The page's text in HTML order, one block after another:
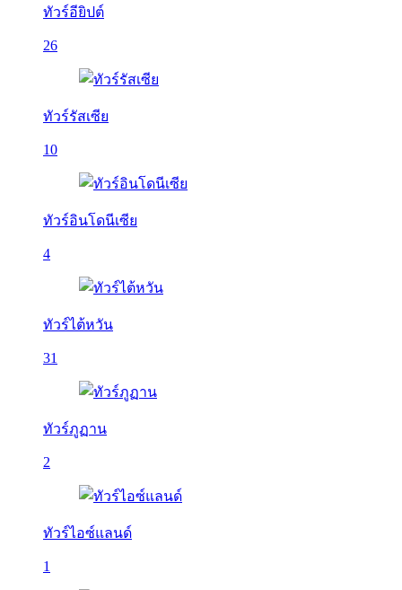
ทัวร์อียิปต์
26
ทัวร์รัสเซีย
10
ทัวร์อินโดนีเซีย
4
ทัวร์ไต้หวัน
31
ทัวร์ภูฏาน
2
ทัวร์ไอซ์แลนด์
1